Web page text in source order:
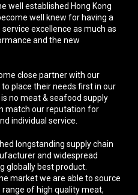
well established Hong Kong
well knew for having a
excellence as much as
and the new
close partner with our
place their needs first in our
no meat & seafood supply
match our reputation for
individual service.
longstanding supply chain
and widespread
globally best product.
market we are able to source
of high quality meat,